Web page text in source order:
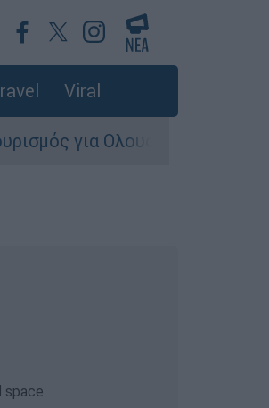
Viral
για Ολους 2026-2027: Τα